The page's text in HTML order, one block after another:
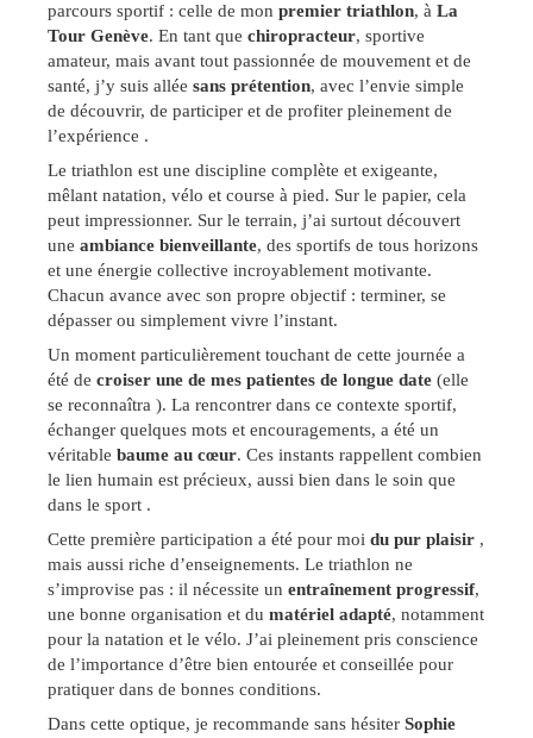
parcours sportif : celle de mon premier triathlon, à La
Tour Genève. En tant que chiropracteur, sportive
amateur, mais avant tout passionnée de mouvement et de
santé, j’y suis allée sans prétention, avec l’envie simple
de découvrir, de participer et de profiter pleinement de
l’expérience .
Le triathlon est une discipline complète et exigeante,
mêlant natation, vélo et course à pied. Sur le papier, cela
peut impressionner. Sur le terrain, j’ai surtout découvert
une ambiance bienveillante, des sportifs de tous horizons
et une énergie collective incroyablement motivante.
Chacun avance avec son propre objectif : terminer, se
dépasser ou simplement vivre l’instant.
Un moment particulièrement touchant de cette journée a
été de croiser une de mes patientes de longue date (elle
se reconnaîtra ). La rencontrer dans ce contexte sportif,
échanger quelques mots et encouragements, a été un
véritable baume au cœur. Ces instants rappellent combien
le lien humain est précieux, aussi bien dans le soin que
dans le sport .
Cette première participation a été pour moi du pur plaisir ,
mais aussi riche d’enseignements. Le triathlon ne
s’improvise pas : il nécessite un entraînement progressif,
une bonne organisation et du matériel adapté, notamment
pour la natation et le vélo. J’ai pleinement pris conscience
de l’importance d’être bien entourée et conseillée pour
pratiquer dans de bonnes conditions.
Dans cette optique, je recommande sans hésiter Sophie